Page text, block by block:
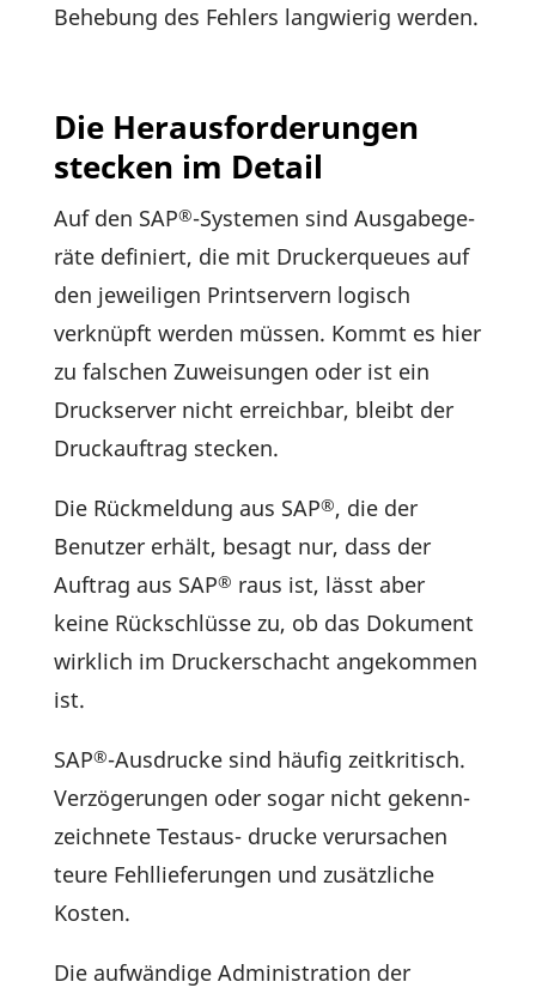
Behe­bung des Fehlers lang­wierig werden.
Die Herausforderungen
stecken im Detail
Auf den SAP®-Systemen sind Ausga­be­ge­
räte defi­niert, die mit Drucker­queues auf
den jewei­ligen Print­ser­vern logisch
verknüpft werden müssen. Kommt es hier
zu falschen Zuwei­sungen oder ist ein
Druck­server nicht erreichbar, bleibt der
Druck­auf­trag stecken.
Die Rück­mel­dung aus SAP®, die der
Benutzer erhält, besagt nur, dass der
Auftrag aus SAP® raus ist, lässt aber
keine Rück­schlüsse zu, ob das Doku­ment
wirk­lich im Drucker­schacht ange­kommen
ist.
SAP®-Ausdrucke sind häufig zeit­kri­tisch.
Verzö­ge­rungen oder sogar nicht gekenn­
zeich­nete Testaus- drucke verur­sa­chen
teure Fehl­lie­fe­rungen und zusätz­liche
Kosten.
Die aufwän­dige Admi­nis­tra­tion der